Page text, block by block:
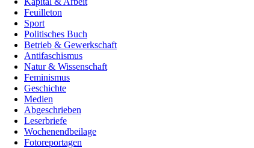
Feuilleton
Sport
Politisches Buch
Betrieb & Gewerkschaft
Antifaschismus
Natur & Wissenschaft
Feminismus
Geschichte
Medien
Abgeschrieben
Leserbriefe
Wochenendbeilage
Fotoreportagen